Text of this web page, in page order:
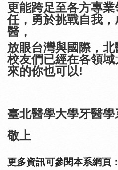
更能跨足至各方專
任，勇於挑戰自我
醫，
放眼台灣與國際， 北
校友們已經在各領
來的你也可以!
臺北醫學大學牙醫
敬上
更多資訊可參閱本系網頁：